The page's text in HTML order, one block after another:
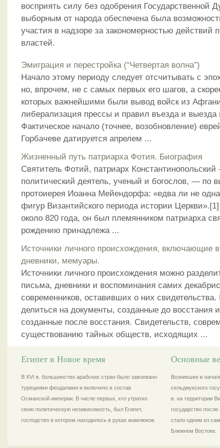
восприять силу без одобрения Государственной
выборным от народа обеспечена была
участия в надзоре за закономерностью действий
властей.
Эмиграция и перестройка (“Четвертая волна”)
Начало этому периоду следует отсчитывать с
но, впрочем, не с самых первых его шагов, а
которых важнейшими были вывод войск из
либерализация прессы и правил въезда и выезда
Фактическое начало (точнее, возобновление)
Горбачеве датируется апрелем ...
Жизненный путь патриарха Фотия. Биография
Святитель Фотий, патриарх
политический деятель, ученый и богослов, — по
протоиерея Иоанна Мейендорфа: «едва ли не
фигур Византийского периода истории
около 820 года, он был племянником патриарха
рождению принадлежа ...
Источники личного происхождения, включающие
дневники, мемуары.
Источники личного происхождения можно
письма, дневники и воспоминания самих
современников, оставивших о них свидетельства.
делиться на документы, созданные до восстания
созданные после восстания. Свидетельств,
существованию тайных обществ, исходящих ...
Египет в Новое время
В XVI в. большинство арабских стран было завоевано
турецкими феодалами и включено в состав
Османской империи. В числе первых, кто утратил
свою политическую независимость, был Египет,
господство в котором находилось в руках мамлюков.
Основные
Возникшее в
сельджукского
в. на территории
государство после
стало одним из
Ближнем Востоке.